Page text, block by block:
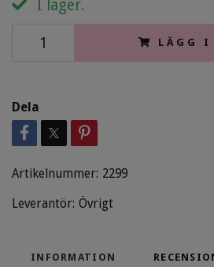
I lager.
LÄGG I
Dela
Artikelnummer: 2299
Leverantör: Övrigt
INFORMATION